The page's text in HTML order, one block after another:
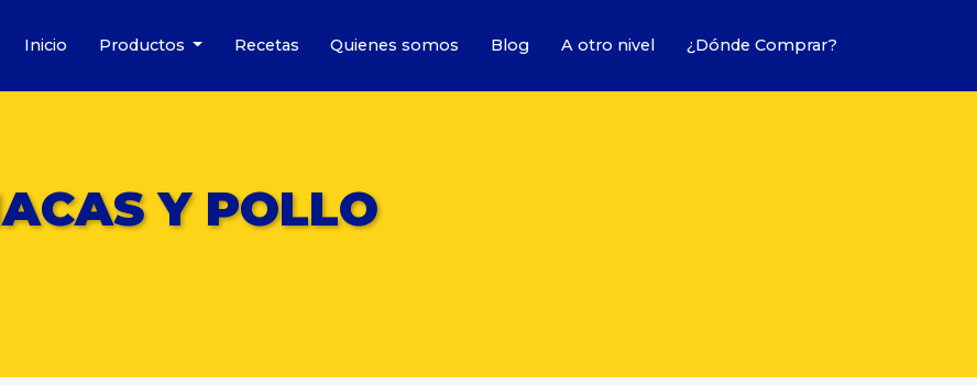
Inicio Productos Recetas Quienes somos Blog A otro nivel ¿Dónde Comprar?
Y POLLO